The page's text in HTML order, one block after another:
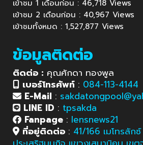
เข้าชม 1 เดือนก่อน : 46,718 Views
เข้าชม 2 เดือนก่อน : 40,967 Views
เข้าชมทั้งหมด : 1,527,877 Views
ข้อมูลติดต่อ
ติดต่อ : คุณศักดา ทองพูล
เบอร์โทรศัพท์ : 084-113-4144
E-Mail :
LINE ID : tpsakda
Fanpage : lensnews21
ที่อยู่ติดต่อ : 41/166 เมโทรลัก